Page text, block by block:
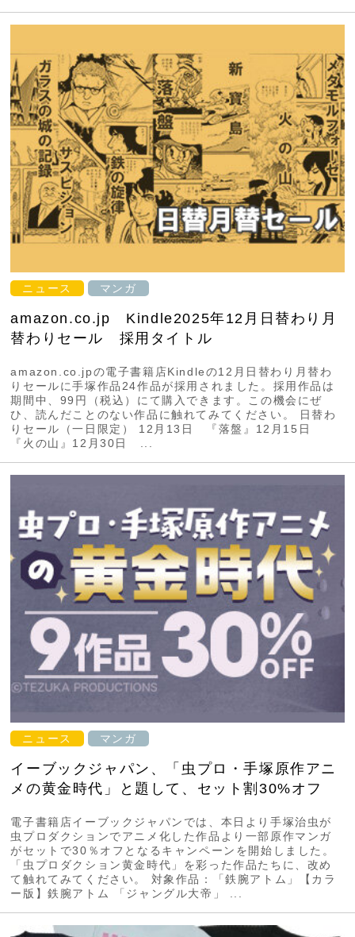
ニュース マンガ
amazon.co.jp Kindle2025年12月日替わり月
替わりセール 採用タイトル
amazon.co.jpの電子書籍店Kindleの12月日替わり月替わ
りセールに手塚作品24作品が採用されました。採用作品は
期間中、99円（税込）にて購入できます。この機会にぜ
ひ、読んだことのない作品に触れてみてください。 日替わ
りセール（一日限定） 12月13日 『落盤』12月15日
『火の山』12月30日 ...
ニュース マンガ
イーブックジャパン、「虫プロ・手塚原作アニ
メの黄金時代」と題して、セット割30%オフ
電子書籍店イーブックジャパンでは、本日より手塚治虫が
虫プロダクションでアニメ化した作品より一部原作マンガ
がセットで30％オフとなるキャンペーンを開始しました。
「虫プロダクション黄金時代」を彩った作品たちに、改め
て触れてみてください。 対象作品：「鉄腕アトム」【カラ
ー版】鉄腕アトム 「ジャングル大帝」 ...